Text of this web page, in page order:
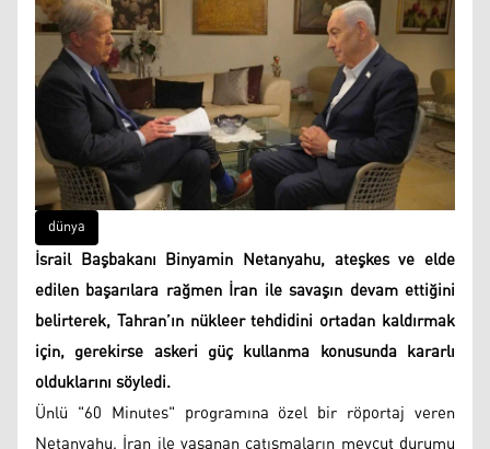
dünya
İsrail Başbakanı Binyamin Netanyahu, ateşkes ve elde
edilen başarılara rağmen İran ile savaşın devam ettiğini
belirterek, Tahran’ın nükleer tehdidini ortadan kaldırmak
için, gerekirse askeri güç kullanma konusunda kararlı
olduklarını söyledi.
Ünlü "60 Minutes" programına özel bir röportaj veren